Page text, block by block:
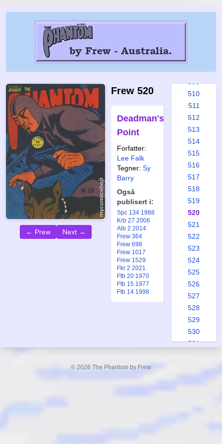
← Prew Next →
Frew 520
Deadman's
Point
Forfatter:
Lee Falk
Tegner: Sy
Barry
Også
publisert i:
Spc 134 1988
Krb 27 2006
Alb 2 2014
Frew 364
Frew 698
Frew 1017
Frew 1529
Fkr 2 2021
Ftb 20 1970
Ftb 15 1977
Ftb 14 1998
503
510
511
512
513
514
515
516
517
518
519
520
521
522
523
524
525
526
527
528
529
530
531
© 2026 The Phantom by Frew